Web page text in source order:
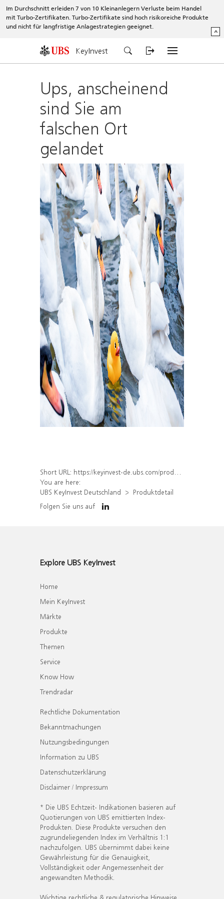
Im Durchschnitt erleiden 7 von 10 Kleinanlegern Verluste beim Handel
mit Turbo-Zertifikaten. Turbo-Zertifikate sind hoch risikoreiche Produkte
und nicht für langfristige Anlagestrategien geeignet.
^
KeyInvest
Ups, anscheinend
sind Sie am
falschen Ort
gelandet
Short URL: https://keyinvest-de.ubs.com/produkt/detail/index/isin/DE000WA7Z351
You are here:
UBS KeyInvest Deutschland
Produktdetail
Folgen Sie uns auf
Explore UBS KeyInvest
Home
Mein KeyInvest
Märkte
Produkte
Themen
Service
Know How
Trendradar
Rechtliche Dokumentation
Bekanntmachungen
Nutzungsbedingungen
Information zu UBS
Datenschutzerklärung
Disclaimer / Impressum
* Die UBS Echtzeit- Indikationen basieren auf
Quotierungen von UBS emittierten Index-
Produkten. Diese Produkte versuchen den
zugrundeliegenden Index im Verhältnis 1:1
nachzufolgen. UBS übernimmt dabei keine
Gewährleistung für die Genauigkeit,
Vollständigkeit oder Angemessenheit der
angewandten Methodik.